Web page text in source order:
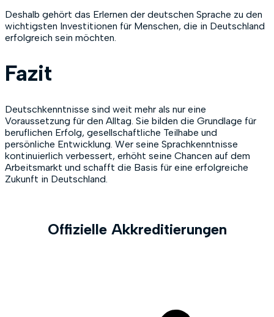
Deshalb gehört das Erlernen der deutschen Sprache zu den
wichtigsten Investitionen für Menschen, die in Deutschland
erfolgreich sein möchten.
Fazit
Deutschkenntnisse sind weit mehr als nur eine
Voraussetzung für den Alltag. Sie bilden die Grundlage für
beruflichen Erfolg, gesellschaftliche Teilhabe und
persönliche Entwicklung. Wer seine Sprachkenntnisse
kontinuierlich verbessert, erhöht seine Chancen auf dem
Arbeitsmarkt und schafft die Basis für eine erfolgreiche
Zukunft in Deutschland.
Offizielle Akkreditierungen